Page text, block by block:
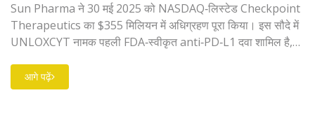
Sun Pharma ने 30 मई 2025 को NASDAQ‑लिस्टेड Checkpoint
Therapeutics का $355 मिलियन में अधिग्रहण पूरा किया। इस सौदे में
UNLOXCYT नामक पहली FDA‑स्वीकृत anti‑PD‑L1 दवा शामिल है,
ज्यादा की बढ़त दिखी, जबकि Dilip Shanghvi ने इस कदम को
ऑनको‑डर्मेटोलॉजी में नेतृत्व मजबूत करने के रूप में बताया।
आगे पढ़ें